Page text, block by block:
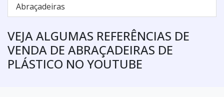
Abraçadeiras
VEJA ALGUMAS REFERÊNCIAS DE
VENDA DE ABRAÇADEIRAS DE
PLÁSTICO NO YOUTUBE